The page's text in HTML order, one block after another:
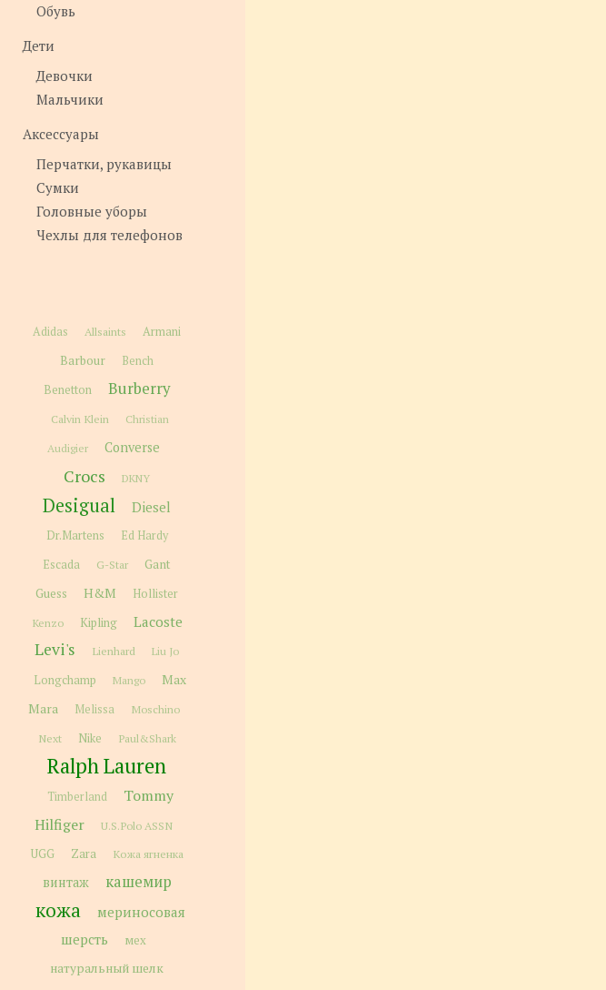
Обувь
Дети
Девочки
Мальчики
Аксессуары
Перчатки, рукавицы
Сумки
Головные уборы
Чехлы для телефонов
Adidas Allsaints Armani
Barbour
Bench
Benetton
Burberry
Calvin Klein Christian
Audigier Converse
Crocs DKNY
Desigual Diesel
Dr.Martens
Ed Hardy
Escada
G-Star
Gant
Guess
H&M Hollister
Kenzo Kipling Lacoste
Levi's Lienhard Liu Jo
Longchamp Mango
Max
Mara
Melissa Moschino
Next Nike Paul&Shark
Ralph Lauren
Timberland
Tommy
Hilfiger
U.S.Polo ASSN
UGG Zara Кожа ягненка
винтаж кашемир
кожа
мериносовая
шерсть
мех
натуральный шелк